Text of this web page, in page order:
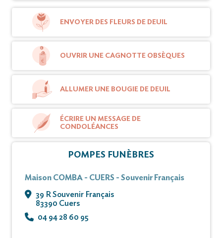
ENVOYER DES FLEURS DE DEUIL
OUVRIR UNE CAGNOTTE OBSÈQUES
ALLUMER UNE BOUGIE DE DEUIL
ÉCRIRE UN MESSAGE DE
CONDOLÉANCES
POMPES FUNÈBRES
Maison COMBA - CUERS - Souvenir Français
39 R Souvenir Français
83390 Cuers
04 94 28 60 95